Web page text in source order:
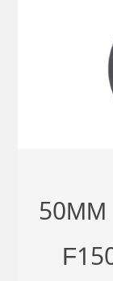
سبيسر ترفيع امامي 50MM